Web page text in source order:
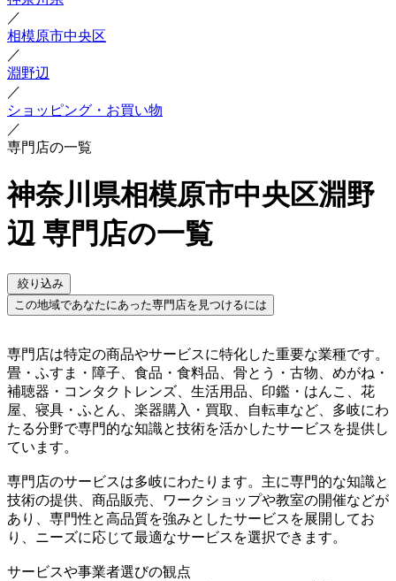
／
相模原市中央区
／
淵野辺
／
ショッピング・お買い物
／
専門店の一覧
神奈川県相模原市中央区淵野
辺 専門店の一覧
絞り込み
この地域であなたにあった専門店を見つけるには
専門店は特定の商品やサービスに特化した重要な業種です。
畳・ふすま・障子、食品・食料品、骨とう・古物、めがね・
補聴器・コンタクトレンズ、生活用品、印鑑・はんこ、花
屋、寝具・ふとん、楽器購入・買取、自転車など、多岐にわ
たる分野で専門的な知識と技術を活かしたサービスを提供し
ています。
専門店のサービスは多岐にわたります。主に専門的な知識と
技術の提供、商品販売、ワークショップや教室の開催などが
あり、専門性と高品質を強みとしたサービスを展開してお
り、ニーズに応じて最適なサービスを選択できます。
サービスや事業者選びの観点